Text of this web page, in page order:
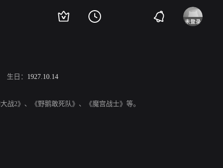
生日： 1927.10.14
战2》、《野鹅敢死队》、《魔宫战士》等。